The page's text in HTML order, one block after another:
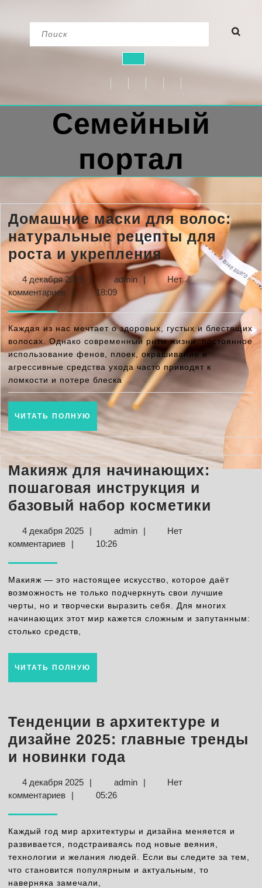
Перейти
к
содержимому
Кнопка
Открыть
Семейный
портал
Домашние маски для волос:
натуральные рецепты для
роста и укрепленияДомашние
маски
для
волос:
рецепты
для
роста
и
укрепления
4 декабря 20254
декабря
2025
| adminadmin
|
Нет
комментариев
| 18:09
Каждая из нас мечтает о здоровых, густых и блестящих
волосах. Однако современный ритм жизни, постоянное
использование фенов, плоек, окрашивание и
агрессивные средства ухода часто приводят к
ломкости и потере блеска
ЧИТАТЬ ПОЛНУЮ ЧИТАТЬ
ПОЛНУЮ
Макияж для начинающих:
пошаговая инструкция и
базовый набор косметики
и
набор
4 декабря 20254
декабря
| adminadmin
|
Нет
комментариев
| 10:26
Макияж — это настоящее искусство, которое даёт
возможность не только подчеркнуть свои лучшие
черты, но и творчески выразить себя. Для многих
начинающих этот мир кажется сложным и запутанным:
столько средств,
ЧИТАТЬ ПОЛНУЮ
Тенденции в архитектуре и
дизайне 2025: главные тренды
и новинки года
архитектуре
дизайне
2025:
главные
тренды
4 декабря 20254
декабря
| adminadmin
|
Нет
комментариев
| 05:26
Каждый год мир архитектуры и дизайна меняется и
развивается, подстраиваясь под новые веяния,
технологии и желания людей. Если вы следите за тем,
что становится популярным и актуальным, то
наверняка замечали,